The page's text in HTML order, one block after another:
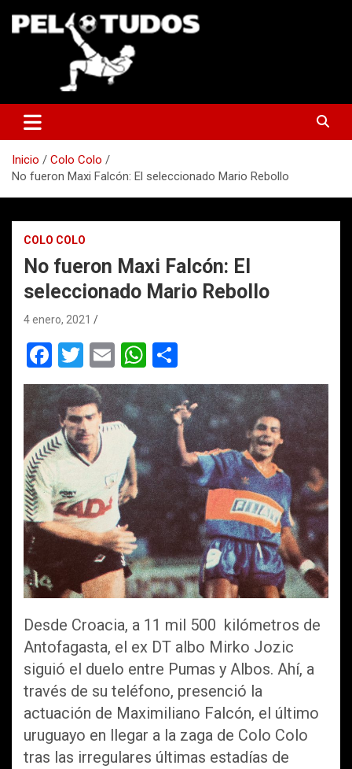
Inicio
Colo Colo
No fueron Maxi Falcón: El seleccionado Mario Rebollo
COLO COLO
No fueron Maxi Falcón: El
seleccionado Mario Rebollo
4 enero, 2021
F
a
ce
b
o
o
k
T
wi
tt
er
E
m
ail
W
h
at
s
A
p
p
o
m
p
ar
tir
Desde Croacia, a 11 mil 500 kilómetros de
Antofagasta, el ex DT albo Mirko Jozic
siguió el duelo entre Pumas y Albos. Ahí, a
través de su teléfono, presenció la
actuación de Maximiliano Falcón, el último
uruguayo en llegar a la zaga de Colo Colo
tras las irregulares últimas estadías de